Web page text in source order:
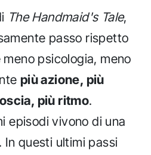
The Handmaid's Tale,
passo rispetto
psicologia, meno
più azione, più
più ritmo.
episodi vivono di una
. In questi ultimi passi